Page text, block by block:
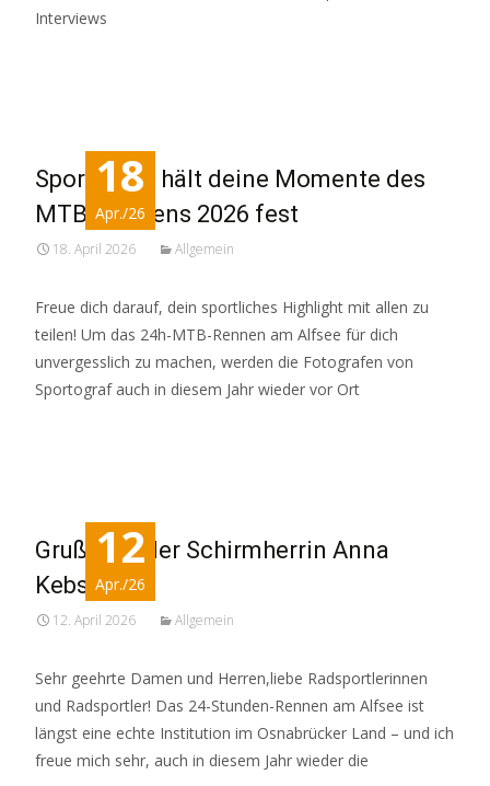
Interviews
18
Apr./26
Sportograf hält deine Momente des
MTB-Rennens 2026 fest
18. April 2026 Allgemein
Freue dich darauf, dein sportliches Highlight mit allen zu
teilen! Um das 24h-MTB-Rennen am Alfsee für dich
unvergesslich zu machen, werden die Fotografen von
Sportograf auch in diesem Jahr wieder vor Ort
12
Apr./26
Grußwort der Schirmherrin Anna
Kebschull
12. April 2026 Allgemein
Sehr geehrte Damen und Herren,liebe Radsportlerinnen
und Radsportler! Das 24-Stunden-Rennen am Alfsee ist
längst eine echte Institution im Osnabrücker Land – und ich
freue mich sehr, auch in diesem Jahr wieder die